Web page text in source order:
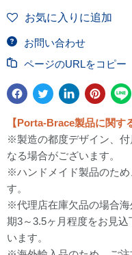
お気に入りに追加
お問い合わせ
ページのURLをコピー
【Porta-Brace製品に関す
※製造の都度デザイン、付
なる場合がございます。
※ハンドメイド製品のため
す。
※代理店在庫欠品の場合
期3～3.5ヶ月程度をお見
います。